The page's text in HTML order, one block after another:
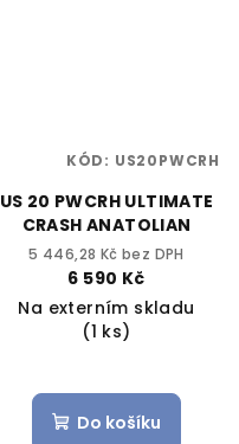
US 20 PWCRH ULTIMATE
CRASH ANATOLIAN
5 446,28 Kč bez DPH
6 590 Kč
Na externím skladu
(1 ks)
Do košíku
KÓD: US20PWCRH